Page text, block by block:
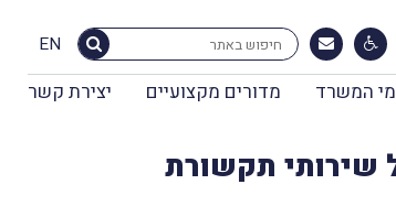
EN
המשרד מדורים מקצועיים יצירת קשר
תקשורת